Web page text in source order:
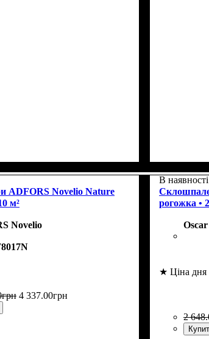
ADFORS Novelio Nature
м²
Novelio
грн 4 337.00грн
В наявності
рогожка •
Oscar
★ Ціна дня
2 648.